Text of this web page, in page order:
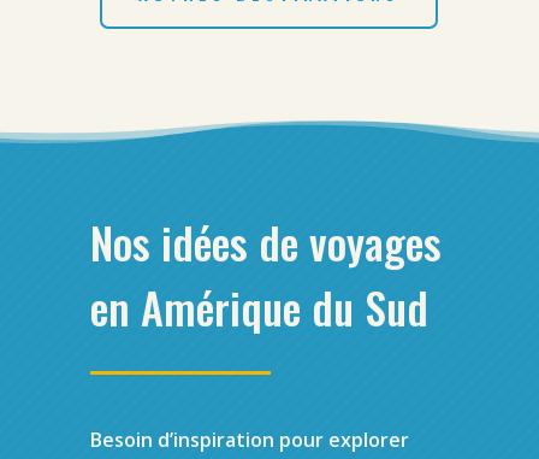
Nos idées de voyages
en Amérique du Sud
Besoin d’inspiration pour explorer